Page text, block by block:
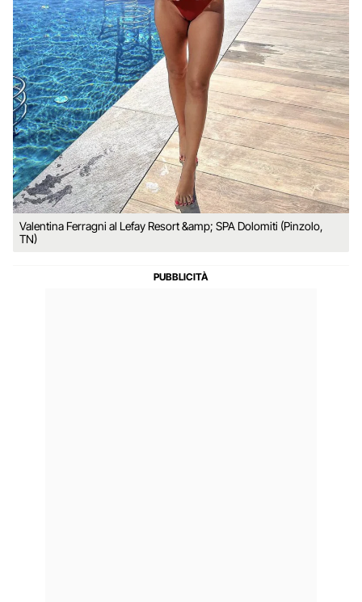
Valentina Ferragni al Lefay Resort &amp; SPA Dolomiti (Pinzolo,
TN)